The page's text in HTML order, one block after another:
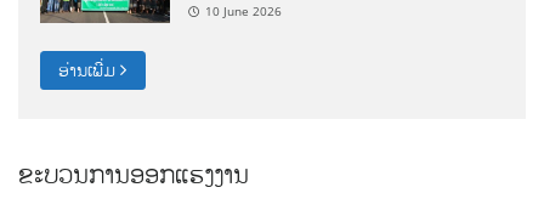
10 June 2026
ອ່ານເພີ່ມ
ຂະບວນການອອກແຮງງານ